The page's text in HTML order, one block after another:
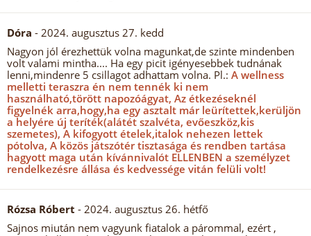
Dóra - 2024. augusztus 27. kedd
Nagyon jól érezhettük volna magunkat,de szinte mindenben
volt valami mintha.... Ha egy picit igényesebbek tudnának
lenni,mindenre 5 csillagot adhattam volna. Pl.: A wellness
melletti teraszra én nem tennék ki nem
használható,törött napozóágyat, Az étkezéseknél
figyelnék arra,hogy,ha egy asztalt már leürítettek,kerüljön
a helyére új teríték(alátét szalvéta, evőeszköz,kis
szemetes), A kifogyott ételek,italok nehezen lettek
pótolva, A közös játszótér tisztasága és rendben tartása
hagyott maga után kívánnivalót ELLENBEN a személyzet
rendelkezésre állása és kedvessége vitán felüli volt!
Rózsa Róbert - 2024. augusztus 26. hétfő
Sajnos miután nem vagyunk fiatalok a párommal, ezért ,